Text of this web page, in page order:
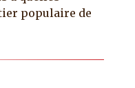
populaire de